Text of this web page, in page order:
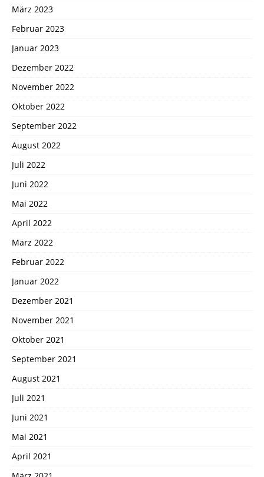
März 2023
Februar 2023
Januar 2023
Dezember 2022
November 2022
Oktober 2022
September 2022
August 2022
Juli 2022
Juni 2022
Mai 2022
April 2022
März 2022
Februar 2022
Januar 2022
Dezember 2021
November 2021
Oktober 2021
September 2021
August 2021
Juli 2021
Juni 2021
Mai 2021
April 2021